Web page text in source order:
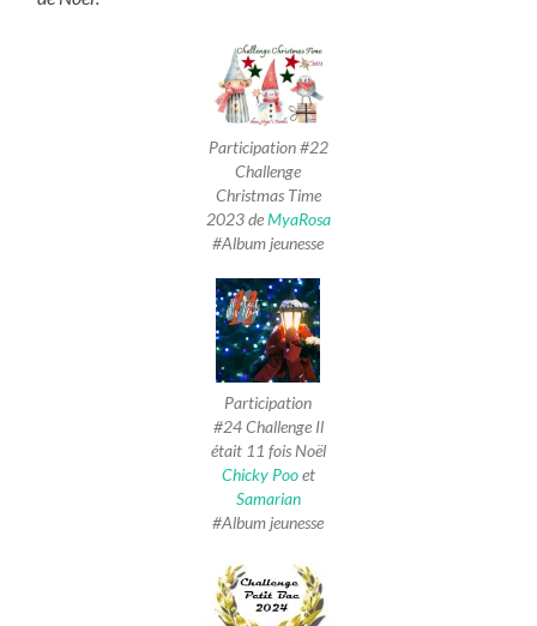
Participation #22
Challenge
Christmas Time
2023 deMyaRosa
#Album jeunesse
Participation
#24 Challenge Il
était 11 fois Noël
Chicky Pooet
Samarian
#Album jeunesse